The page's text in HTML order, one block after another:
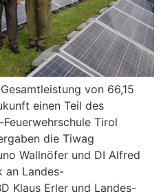
von 66,15
einen Teil des
Tirol
die Tiwag
Wallnöfer und DI Alfred
an Landes-
Klaus Erler und Landes-